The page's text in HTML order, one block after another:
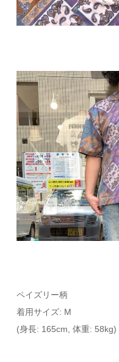
ペイズリー柄
着用サイズ: M
(身長: 165cm, 体重: 58kg)